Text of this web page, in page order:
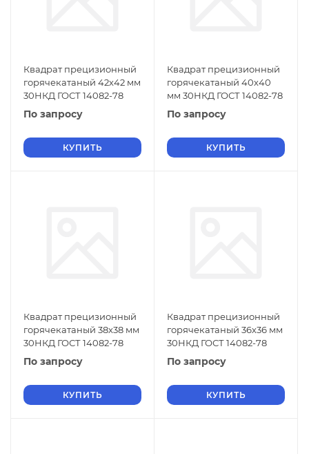
Квадрат прецизионный
горячекатаный 42х42 мм
30НКД ГОСТ 14082-78
По запросу
КУПИТЬ
Квадрат прецизионный
горячекатаный 40х40
мм 30НКД ГОСТ 14082-78
По запросу
КУПИТЬ
Квадрат прецизионный
горячекатаный 38х38 мм
30НКД ГОСТ 14082-78
По запросу
КУПИТЬ
Квадрат прецизионный
горячекатаный 36х36 мм
30НКД ГОСТ 14082-78
По запросу
КУПИТЬ